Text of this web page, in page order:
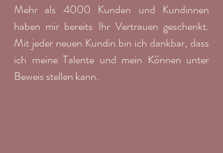
Mehr als 4000 Kunden und Kundinnen
haben mir bereits Ihr Vertrauen geschenkt.
Mit jeder neuen Kundin bin ich dankbar, dass
ich meine Talente und mein Können unter
Beweis stellen kann.